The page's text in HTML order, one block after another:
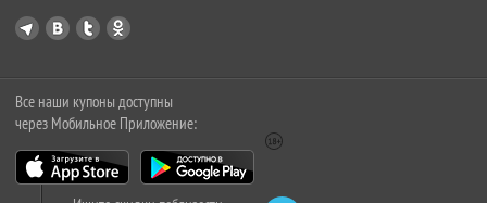
Все наши купоны доступны
через Мобильное Приложение: